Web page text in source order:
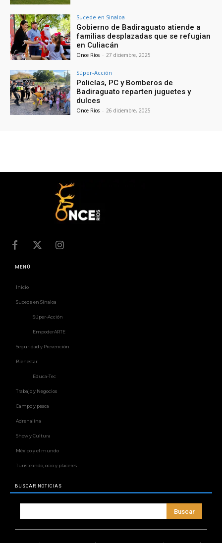
Sucede en Sinaloa
Gobierno de Badiraguato atiende a
familias desplazadas que se refugian
en Culiacán
Once Ríos - 27 diciembre, 2025
Súper-Acción
Policías, PC y Bomberos de
Badiraguato reparten juguetes y
dulces
Once Ríos - 26 diciembre, 2025
MENÚ
Inicio
Sucede en Sinaloa
Súper-Acción
EmpoderARTE
Seguridad y Prevención
Bienestar
Educa-Tec
Trabajo y Negocios
Campo y pesca
Adrenalina
Show y Cultura
México y el mundo
Turisteando, ocio y placeres
BUSCAR NOTICIAS
Buscar